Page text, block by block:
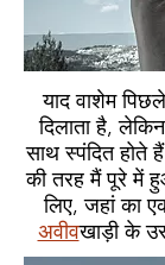
याद वाशेम
दिलाता है,
साथ स्पंदित होते
की तरह मैं पूरे में
लिए, जहां का
अवीवखाड़ी के